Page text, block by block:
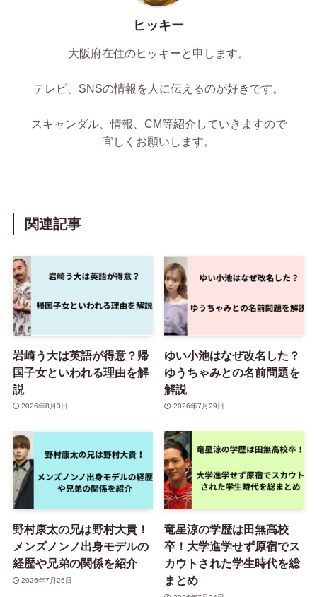
ヒッキー
大阪府在住のヒッキーと申します。
テレビ、SNSの情報を人に伝えるのが好きです。
スキャンダル、情報、CM等紹介していきますので
宜しくお願いします。
関連記事
岩崎う大は英語が得意？帰
国子女といわれる理由を解
説
2026年8月3日
ゆい小池はなぜ改名した？
ゆうちゃみとの名前問題を
解説
2026年7月29日
野村康太の兄は野村大貴！
メンズノンノ出身モデルの
経歴や兄弟の関係を紹介
2026年7月26日
竜星涼の学歴は田無高校
卒！大学進学せず原宿でス
カウトされた学生時代を総
まとめ